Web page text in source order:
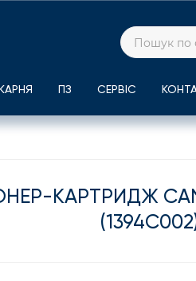
ПЗ СЕРВІС
КАРТРИДЖ